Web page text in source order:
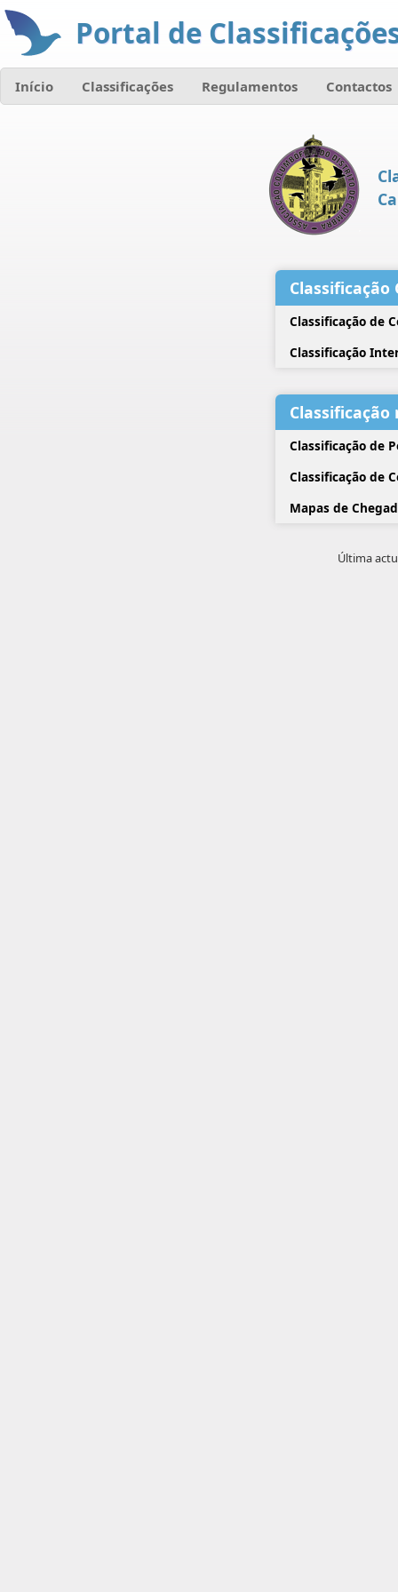
Portal de
Início Classificações Regulamentos Contactos
Classificação
Classificação de
Classificação
Classificação
Classificação de
Classificação de
Mapas de
Última